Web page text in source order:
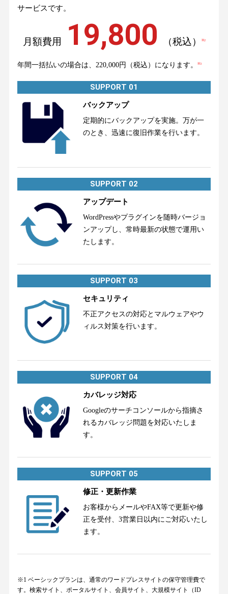
サービスです。
月額費用 19,800 （税込） ※2
年間一括払いの場合は、220,000円（税込）になります。※3
SUPPORT 01
バックアップ
定期的にバックアップを実施。万が一
のとき、迅速に復旧作業を行います。
SUPPORT 02
アップデート
WordPressやプラグインを随時バージョ
ンアップし、常時最新の状態で運用い
たします。
SUPPORT 03
セキュリティ
不正アクセスの対応とマルウェアやウ
ィルス対策を行います。
SUPPORT 04
カバレッジ対応
Googleのサーチコンソールから指摘さ
れるカバレッジ問題を対応いたしま
す。
SUPPORT 05
修正・更新作業
お客様からメールやFAX等で更新や修
正を受付、3営業日以内にご対応いたし
ます。
※1 ベーシックプランは、通常のワードプレスサイトの保守管理費で
す。検索サイト、ポータルサイト、会員サイト、大規模サイト（ID